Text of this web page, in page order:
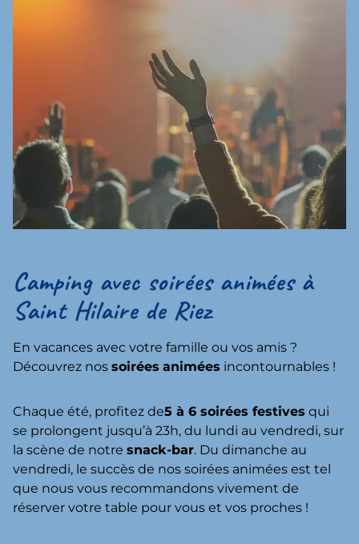
Camping avec soirées animées à
Saint Hilaire de Riez
En vacances avec votre famille ou vos amis ?
Découvrez nos soirées animées incontournables !
Chaque été, profitez de5 à 6 soirées festives qui
se prolongent jusqu’à 23h, du lundi au vendredi, sur
la scène de notre snack-bar. Du dimanche au
vendredi, le succès de nos soirées animées est tel
que nous vous recommandons vivement de
réserver votre table pour vous et vos proches !